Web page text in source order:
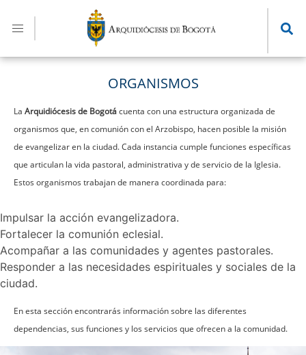
contenido
principal
ORGANISMOS
La Arquidiócesis de Bogotácuenta con una estructura organizada de
organismos que, en comunión con el Arzobispo, hacen posible la misión
de evangelizar en la ciudad. Cada instancia cumple funciones específicas
que articulan la vida pastoral, administrativa y de servicio de la Iglesia.
Estos organismos trabajan de manera coordinada para:
Impulsar la acción evangelizadora.
Fortalecer la comunión eclesial.
Acompañar a las comunidades y agentes pastorales.
Responder a las necesidades espirituales y sociales de la
ciudad.
En esta sección encontrarás información sobre las diferentes
dependencias, sus funciones y los servicios que ofrecen a la comunidad.